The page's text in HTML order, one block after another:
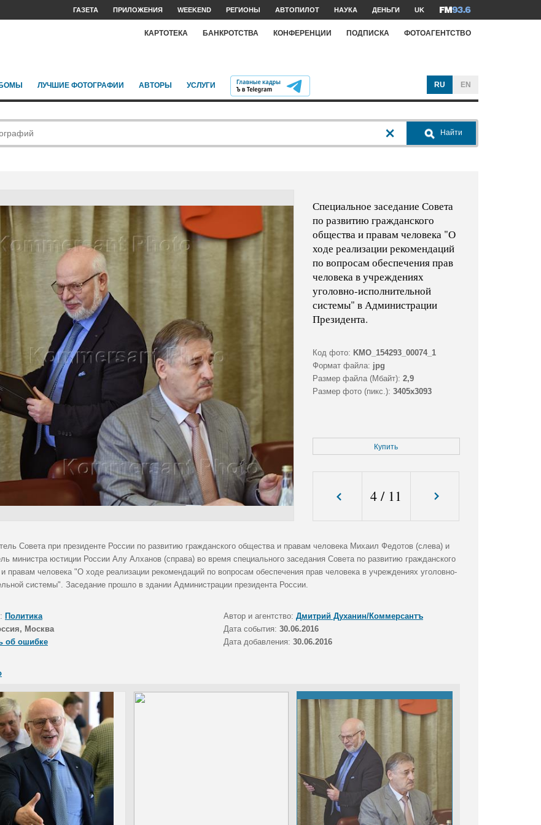
ГАЗЕТА ПРИЛОЖЕНИЯ WEEKEND РЕГИОНЫ АВТОПИЛОТ НАУКА ДЕНЬГИ UK
КАРТОТЕКА БАНКРОТСТВА КОНФЕРЕНЦИИ ПОДПИСКА ФОТОАГЕНТСТВО
ЛУЧШИЕ ФОТОГРАФИИ АВТОРЫ УСЛУГИ RU EN
Найти
Специальное заседание Совета
по развитию гражданского
общества и правам человека "О
ходе реализации рекомендаций
по вопросам обеспечения прав
человека в учреждениях
уголовно-исполнительной
системы" в Администрации
Президента.
Код фото: KMO_154293_00074_1
Формат файла: jpg
Размер файла (Мбайт): 2,9
Размер фото (пикс.): 3405x3093
Купить
4 / 11
Совета при президенте России по развитию гражданского общества и правам человека Михаил Федотов (слева) и
министра юстиции России Алу Алханов (справа) во время специального заседания Совета по развитию гражданского
правам человека "О ходе реализации рекомендаций по вопросам обеспечения прав человека в учреждениях уголовно-
системы". Заседание прошло в здании Администрации президента России.
Политика Автор и агентство: Дмитрий Духанин/Коммерсантъ
Москва Дата события: 30.06.2016
об ошибке
Дата добавления: 30.06.2016